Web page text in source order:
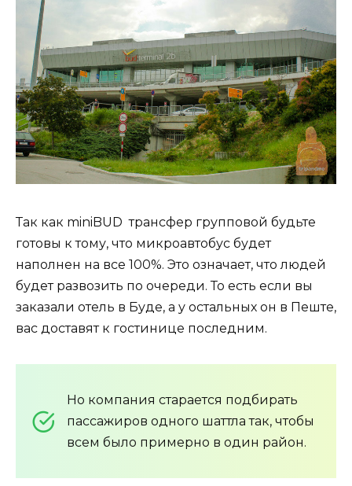
Так как miniBUD трансфер групповой будьте
готовы к тому, что микроавтобус будет
наполнен на все 100%. Это означает, что людей
будет развозить по очереди. То есть если вы
заказали отель в Буде, а у остальных он в Пеште,
вас доставят к гостинице последним.
Но компания старается подбирать
пассажиров одного шаттла так, чтобы
всем было примерно в один район.